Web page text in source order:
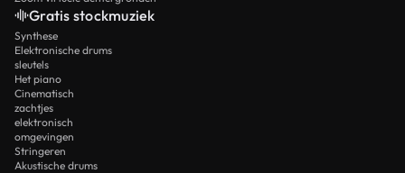
Gratis stockmuziek
Synthese
Elektronische drums
sleutels
Het piano
Cinematisch
zachtjes
elektronisch
omgevingen
Stringeren
Akustische drums